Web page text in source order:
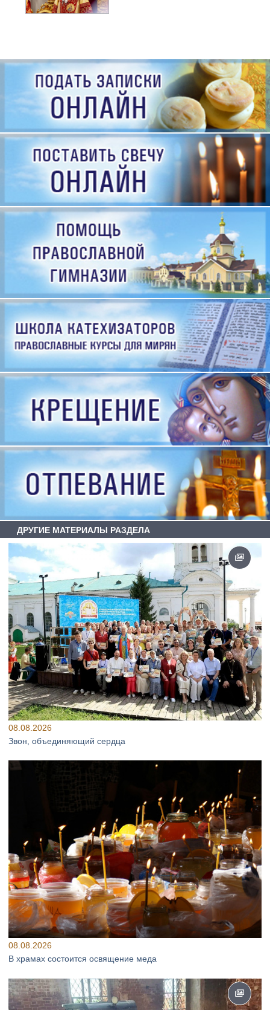
ДРУГИЕ МАТЕРИАЛЫ РАЗДЕЛА
08.08.2026
Звон, объединяющий сердца
08.08.2026
В храмах состоится освящение меда